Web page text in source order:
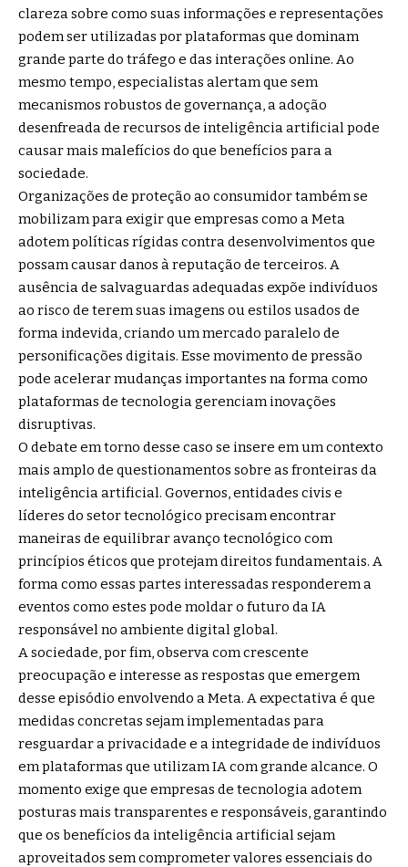
clareza sobre como suas informações e representações
podem ser utilizadas por plataformas que dominam
grande parte do tráfego e das interações online. Ao
mesmo tempo, especialistas alertam que sem
mecanismos robustos de governança, a adoção
desenfreada de recursos de inteligência artificial pode
causar mais malefícios do que benefícios para a
sociedade.
Organizações de proteção ao consumidor também se
mobilizam para exigir que empresas como a Meta
adotem políticas rígidas contra desenvolvimentos que
possam causar danos à reputação de terceiros. A
ausência de salvaguardas adequadas expõe indivíduos
ao risco de terem suas imagens ou estilos usados de
forma indevida, criando um mercado paralelo de
personificações digitais. Esse movimento de pressão
pode acelerar mudanças importantes na forma como
plataformas de tecnologia gerenciam inovações
disruptivas.
O debate em torno desse caso se insere em um contexto
mais amplo de questionamentos sobre as fronteiras da
inteligência artificial. Governos, entidades civis e
líderes do setor tecnológico precisam encontrar
maneiras de equilibrar avanço tecnológico com
princípios éticos que protejam direitos fundamentais. A
forma como essas partes interessadas responderem a
eventos como estes pode moldar o futuro da IA
responsável no ambiente digital global.
A sociedade, por fim, observa com crescente
preocupação e interesse as respostas que emergem
desse episódio envolvendo a Meta. A expectativa é que
medidas concretas sejam implementadas para
resguardar a privacidade e a integridade de indivíduos
em plataformas que utilizam IA com grande alcance. O
momento exige que empresas de tecnologia adotem
posturas mais transparentes e responsáveis, garantindo
que os benefícios da inteligência artificial sejam
aproveitados sem comprometer valores essenciais do